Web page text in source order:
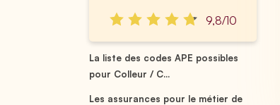
9,8/10
La liste des codes APE possibles
pour Colleur / C...
Les assurances pour le métier de